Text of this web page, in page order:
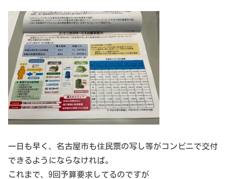
一日も早く、名古屋市も住民票の写し等がコンビニで交付
できるようにならなければ。
これまで、9回予算要求してるのですが